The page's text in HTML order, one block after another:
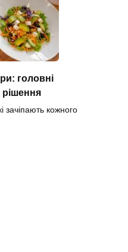
головні
рішення
зачіпають кожного